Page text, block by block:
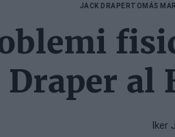
JACK DRAPERTOMÁS
Draper al
Iker